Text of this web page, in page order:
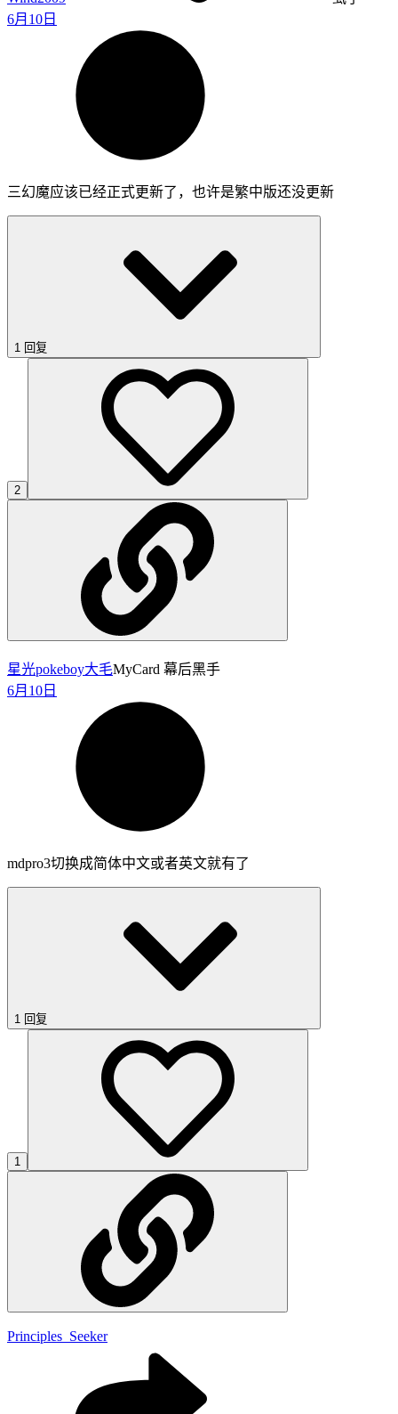
6月10日
三幻魔应该已经正式更新了，也许是繁中版还没更新
1 回复
2
星光pokeboy大毛MyCard 幕后黑手
6月10日
mdpro3切换成简体中文或者英文就有了
1 回复
1
Principles_Seeker